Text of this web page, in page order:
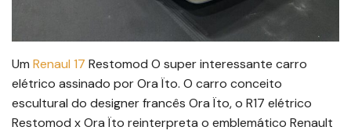
Um Renaul 17 Restomod O super interessante carro
elétrico assinado por Ora Ïto. O carro conceito
escultural do designer francês Ora Ïto, o R17 elétrico
Restomod x Ora Ïto reinterpreta o emblemático Renault